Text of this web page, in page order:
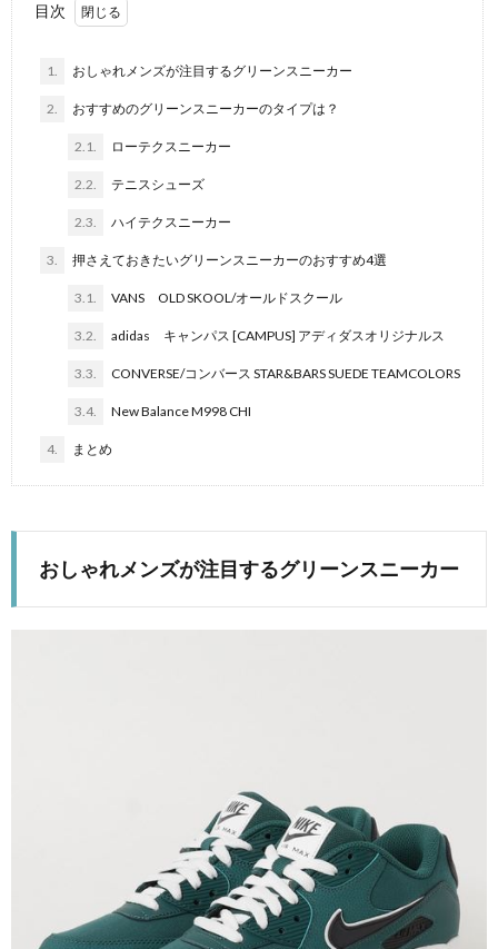
目次
1. おしゃれメンズが注目するグリーンスニーカー
2. おすすめのグリーンスニーカーのタイプは？
2.1. ローテクスニーカー
2.2. テニスシューズ
2.3. ハイテクスニーカー
3. 押さえておきたいグリーンスニーカーのおすすめ4選
3.1. VANS OLD SKOOL/オールドスクール
3.2. adidas キャンパス [CAMPUS] アディダスオリジナルス
3.3. CONVERSE/コンバース STAR&BARS SUEDE TEAMCOLORS
3.4. New Balance M998 CHI
4. まとめ
おしゃれメンズが注目するグリーンスニーカー